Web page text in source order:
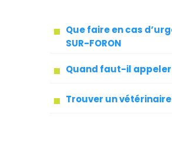
Que faire en cas
SUR-FORON
Quand faut-il
Trouver un vétérinaire